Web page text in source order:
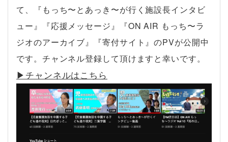
て、『もっち〜とあっき〜が行く施設長インタビ
ュー』『応援メッセージ』『ON AIR もっち〜ラ
ジオのアーカイブ』『寄付サイト』のPVが公開中
です。チャンネル登録して頂けますと幸いです。
▶︎チャンネルはこちら